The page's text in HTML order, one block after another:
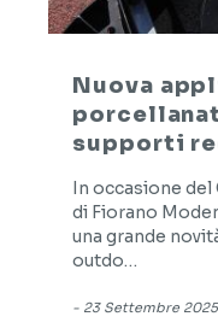
Nuova
supporti
In occasione del
di Fiorano
una grande
outdo…
- 23 Settembre 2025